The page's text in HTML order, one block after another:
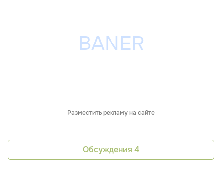
Разместить рекламу на сайте
Обсуждения 4